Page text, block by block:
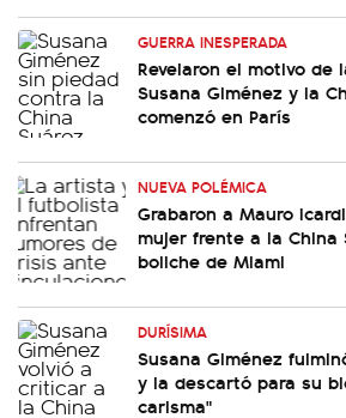
GUERRA INESPERADA
Revelaron el motivo de
Susana Giménez y la
comenzó en París
NUEVA POLÉMICA
Grabaron a Mauro
mujer frente a la China
boliche de Miami
DURÍSIMA
Susana Giménez
y la descartó para su
carisma"